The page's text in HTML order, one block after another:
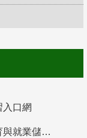
入口網
青年教育與就業儲蓄帳戶